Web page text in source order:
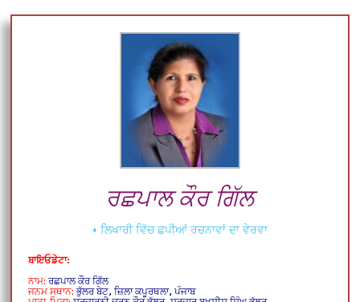
ਰਛਪਾਲ ਕੌਰ ਗਿੱਲ
+ ਲਿਖਾਰੀ ਵਿੱਚ ਛਪੀਆਂ ਰਚਨਾਵਾਂ ਦਾ ਵੇਰਵਾ
ਬਾਇਓਡੇਟਾ:
ਨਾਮ: ਰਛਪਾਲ ਕੌਰ ਗਿੱਲ
ਜਨਮ ਸਥਾਨ: ਭੁੱਲਰ ਬੇਟ, ਜ਼ਿਲਾ ਕਪੂਰਥਲਾ, ਪੰਜਾਬ